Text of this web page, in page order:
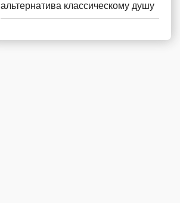
альтернатива классическому душу